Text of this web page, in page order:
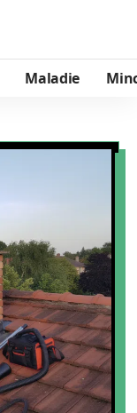
Maladie